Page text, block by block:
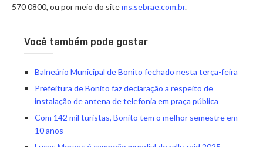
570 0800, ou por meio do sitems.sebrae.com.br.
Você também pode gostar
Balneário Municipal de Bonito fechado nesta terça-feira
Prefeitura de Bonito faz declaração a respeito de
instalação de antena de telefonia em praça pública
Com 142 mil turistas, Bonito tem o melhor semestre em
10 anos